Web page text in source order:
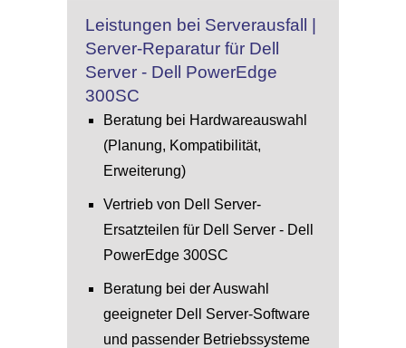
Leistungen bei Serverausfall |
Server-Reparatur für Dell
Server - Dell PowerEdge
300SC
Beratung bei Hardwareauswahl
(Planung, Kompatibilität,
Erweiterung)
Vertrieb von Dell Server-
Ersatzteilen für Dell Server - Dell
PowerEdge 300SC
Beratung bei der Auswahl
geeigneter Dell Server-Software
und passender Betriebssysteme